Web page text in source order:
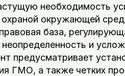
необходимость
окружающей
база,
и
предусматривает
ГМО, а также четких